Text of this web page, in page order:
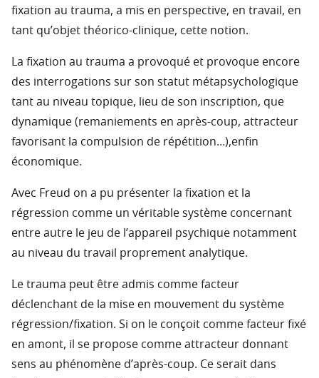
fixation au trauma, a mis en perspective, en travail, en
tant qu’objet théorico-clinique, cette notion.
La fixation au trauma a provoqué et provoque encore
des interrogations sur son statut métapsychologique
tant au niveau topique, lieu de son inscription, que
dynamique (remaniements en après-coup, attracteur
favorisant la compulsion de répétition…),enfin
économique.
Avec Freud on a pu présenter la fixation et la
régression comme un véritable système concernant
entre autre le jeu de l’appareil psychique notamment
au niveau du travail proprement analytique.
Le trauma peut être admis comme facteur
déclenchant de la mise en mouvement du système
régression/fixation. Si on le conçoit comme facteur fixé
en amont, il se propose comme attracteur donnant
sens au phénomène d’après-coup. Ce serait dans